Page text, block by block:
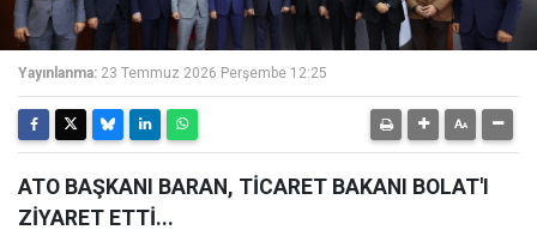
Yayınlanma: 23 Temmuz 2026 Perşembe 12:25
ATO BAŞKANI BARAN, TİCARET BAKANI BOLAT'I
ZİYARET ETTİ...